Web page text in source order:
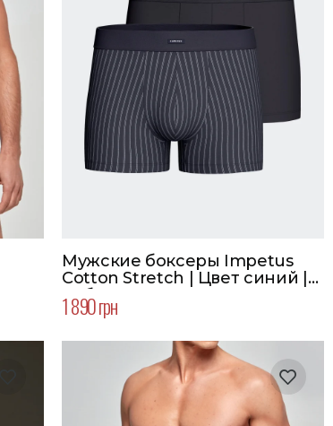
Мужские боксеры Impetus
Cotton Stretch | Цвет синий |
Набор 2 шт.
1 890 грн